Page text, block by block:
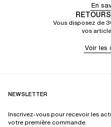
En
Vous disposez de
vos
Voir les
NEWSLETTER
Inscrivez-vous pour recevoir les
votre première commande.